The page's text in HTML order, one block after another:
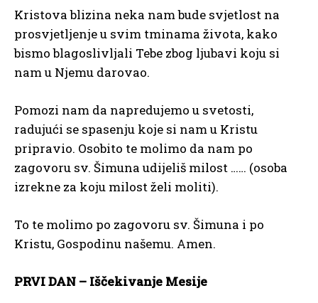
Kristova blizina neka nam bude svjetlost na
prosvjetljenje u svim tminama života, kako
bismo blagoslivljali Tebe zbog ljubavi koju si
nam u Njemu darovao.
Pomozi nam da napredujemo u svetosti,
radujući se spasenju koje si nam u Kristu
pripravio. Osobito te molimo da nam po
zagovoru sv. Šimuna udijeliš milost …… (osoba
izrekne za koju milost želi moliti).
To te molimo po zagovoru sv. Šimuna i po
Kristu, Gospodinu našemu. Amen.
PRVI DAN – Iščekivanje Mesije